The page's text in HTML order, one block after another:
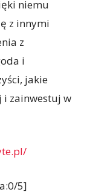
niemu
z innymi
z
i
jakie
i zainwestuj w
5]